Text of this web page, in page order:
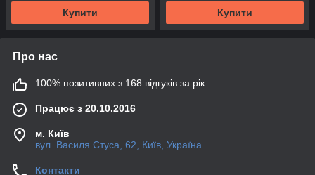
Купити Купити
Про нас
100% позитивних з 168 відгуків за рік
Працює з 20.10.2016
м. Київ
вул. Василя Стуса, 62, Київ, Україна
Контакти